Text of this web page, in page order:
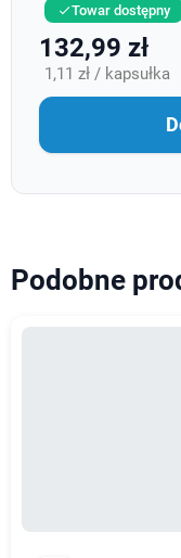
Towar dostępny
132,99 zł
1,11 zł / kapsułka
Podobne